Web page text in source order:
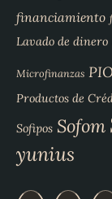
financiamiento
Lavado de dinero
Microfinanzas
Productos de
Sofipos Sofom
yunius